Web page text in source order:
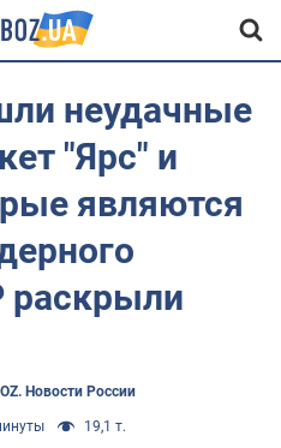
неудачные
"Ярс" и
являются
раскрыли
Новости России
19,1 т.